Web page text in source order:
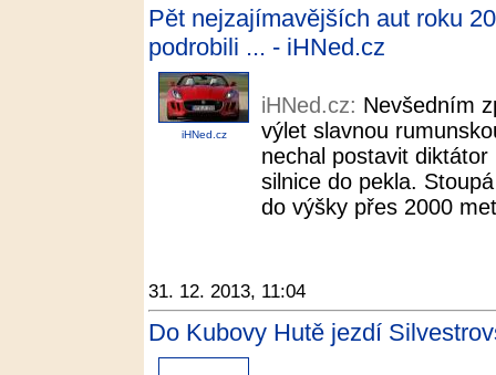
Pět nejzajímavějších aut roku
podrobili ... - iHNed.cz
iHNed.cz
iHNed.cz: Nevšedním
výlet slavnou
nechal postavit
silnice do pekla.
do výšky přes 2000
31. 12. 2013, 11:04
Do Kubovy Hutě jezdí